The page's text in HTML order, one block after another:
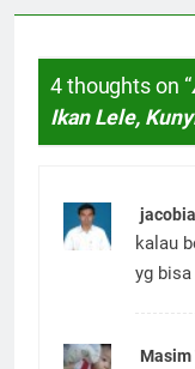
4 thoughts on “
Ikan Lele,
kalau
yg